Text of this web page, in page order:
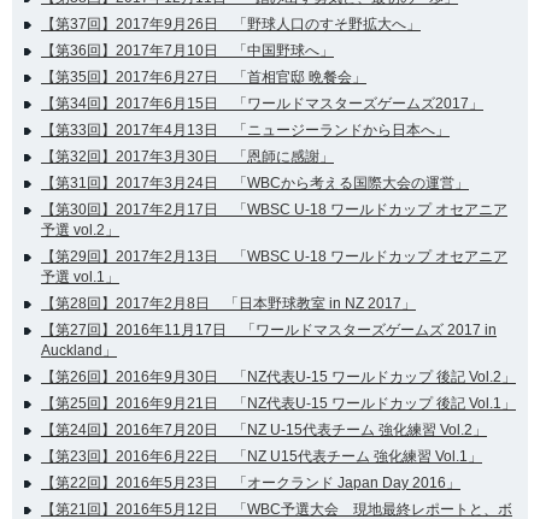
【第37回】2017年9月26日 「野球人口のすそ野拡大へ」
【第36回】2017年7月10日 「中国野球へ」
【第35回】2017年6月27日 「首相官邸 晩餐会」
【第34回】2017年6月15日 「ワールドマスターズゲームズ2017」
【第33回】2017年4月13日 「ニュージーランドから日本へ」
【第32回】2017年3月30日 「恩師に感謝」
【第31回】2017年3月24日 「WBCから考える国際大会の運営」
【第30回】2017年2月17日 「WBSC U-18 ワールドカップ オセアニア
予選 vol.2」
【第29回】2017年2月13日 「WBSC U-18 ワールドカップ オセアニア
予選 vol.1」
【第28回】2017年2月8日 「日本野球教室 in NZ 2017」
【第27回】2016年11月17日 「ワールドマスターズゲームズ 2017 in
Auckland」
【第26回】2016年9月30日 「NZ代表U-15 ワールドカップ 後記 Vol.2」
【第25回】2016年9月21日 「NZ代表U-15 ワールドカップ 後記 Vol.1」
【第24回】2016年7月20日 「NZ U-15代表チーム 強化練習 Vol.2」
【第23回】2016年6月22日 「NZ U15代表チーム 強化練習 Vol.1」
【第22回】2016年5月23日 「オークランド Japan Day 2016」
【第21回】2016年5月12日 「WBC予選大会 現地最終レポートと、ボ